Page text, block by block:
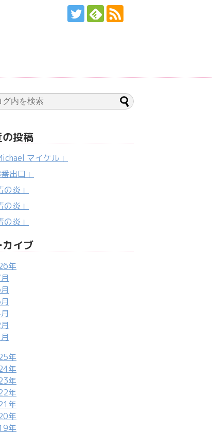
の投稿
マイケル」
番出口」
の炎」
の炎」
の炎」
カイブ
年
年
年
年
年
年
年
年